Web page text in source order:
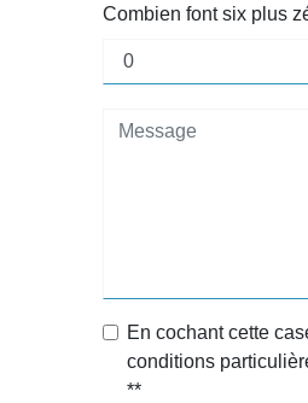
Combien font six plus
En cochant cette
conditions
**